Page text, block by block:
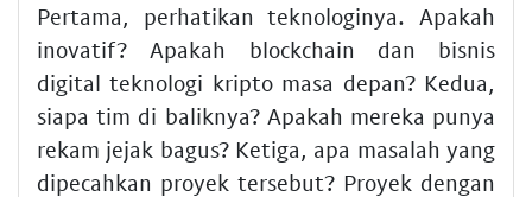
Pertama, perhatikan teknologinya. Apakah
inovatif? Apakah blockchain dan bisnis
digital teknologi kripto masa depan? Kedua,
siapa tim di baliknya? Apakah mereka punya
rekam jejak bagus? Ketiga, apa masalah yang
dipecahkan proyek tersebut? Proyek dengan